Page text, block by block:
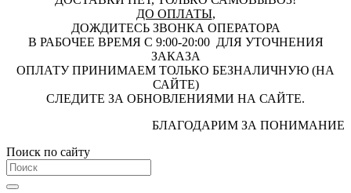
ДО ОПЛАТЫ,
ДОЖДИТЕСЬ ЗВОНКА ОПЕРАТОРА
В РАБОЧЕЕ ВРЕМЯ С 9:00-20:00 ДЛЯ УТОЧНЕНИЯ
ЗАКАЗА
ОПЛАТУ ПРИНИМАЕМ ТОЛЬКО БЕЗНАЛИЧНУЮ (НА
САЙТЕ)
СЛЕДИТЕ ЗА ОБНОВЛЕНИЯМИ НА САЙТЕ.
БЛАГОДАРИМ ЗА ПОНИМАНИЕ
Поиск по сайту